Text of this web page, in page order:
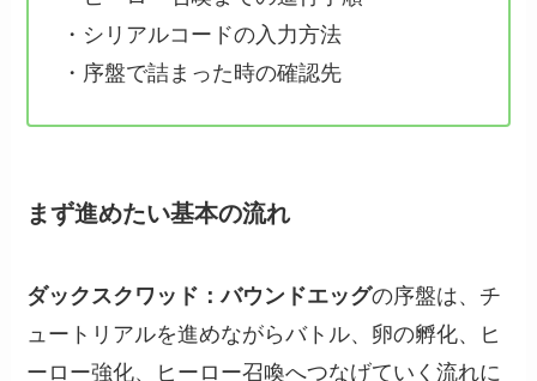
・シリアルコードの入力方法
・序盤で詰まった時の確認先
まず進めたい基本の流れ
ダックスクワッド：バウンドエッグの序盤は、チ
ュートリアルを進めながらバトル、卵の孵化、ヒ
ーロー強化、ヒーロー召喚へつなげていく流れに